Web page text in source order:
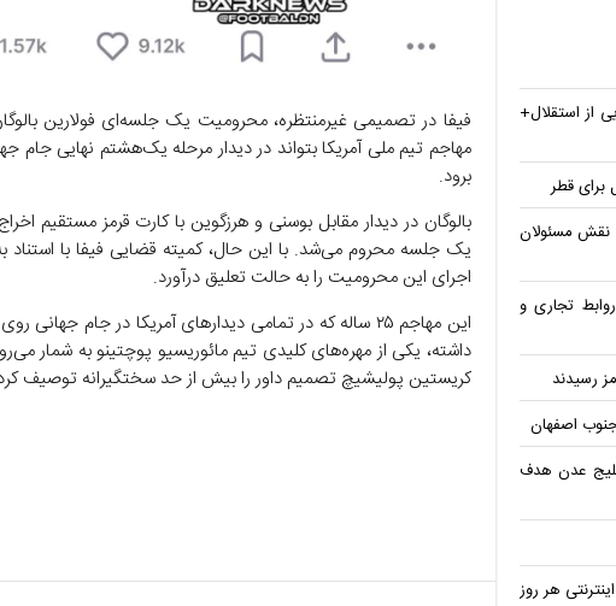
فیفا در تصمیمی غیرمنتظره، محرومیت یک جلسه‌ای فولارین
برود.
بالوگان در دیدار مقابل بوسنی و هرزگوین با کارت قرمز مستقیم
اجرای این محرومیت را به حالت تعلیق درآورد.
این مهاجم ۲۵ ساله که در تمامی دیدارهای آمریکا در جام
داشته، یکی از مهره‌های کلیدی تیم مائوریسیو پوچتینو به شمار
کریستین پولیشیچ تصمیم داور را بیش از حد سختگیرانه توصیف
از استقلال+
قطر
نقش مسئولان
تجاری و
رسیدند
اصفهان
عدن هدف
هر روز